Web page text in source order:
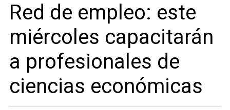
Red de empleo: este
miércoles capacitarán
a profesionales de
ciencias económicas